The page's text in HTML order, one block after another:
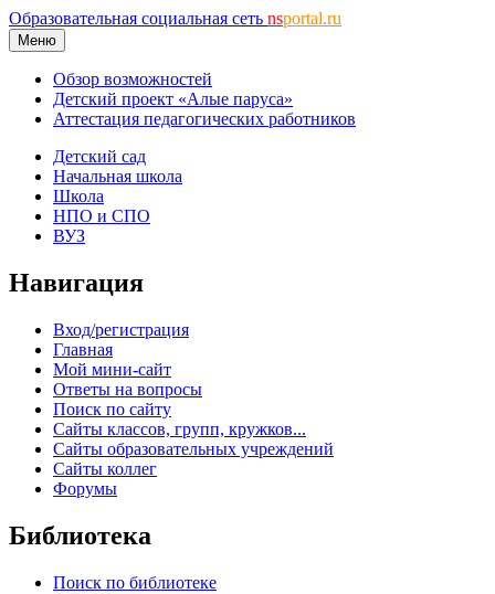
Образовательная социальная сеть nsportal.ru
Меню
Обзор возможностей
Детский проект «Алые паруса»
Аттестация педагогических работников
Детский сад
Начальная школа
Школа
НПО и СПО
ВУЗ
Навигация
Вход/регистрация
Главная
Мой мини-сайт
Ответы на вопросы
Поиск по сайту
Сайты классов, групп, кружков...
Сайты образовательных учреждений
Сайты коллег
Форумы
Библиотека
Поиск по библиотеке